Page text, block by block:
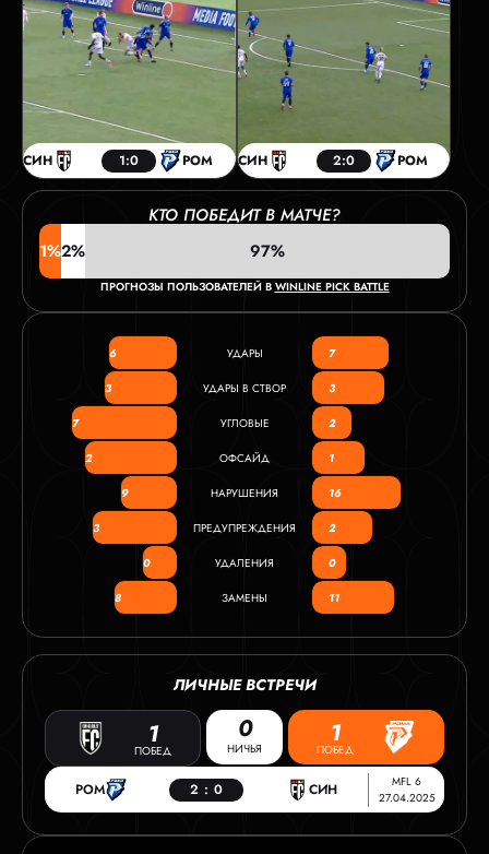
СИН 1:0 РОМ СИН 2:0 РОМ
КТО ПОБЕДИТ В МАТЧЕ?
1%2% 97%
ПРОГНОЗЫ ПОЛЬЗОВАТЕЛЕЙ В WINLINE PICK BATTLE
6 УДАРЫ 7
3 УДАРЫ В СТВОР 3
7 УГЛОВЫЕ 2
2 ОФСАЙД 1
9 НАРУШЕНИЯ 16
3 ПРЕДУПРЕЖДЕНИЯ 2
0 УДАЛЕНИЯ 0
8 ЗАМЕНЫ 11
ЛИЧНЫЕ ВСТРЕЧИ
1
ПОБЕД
0
НИЧЬЯ 1
ПОБЕД
MFL 6
27.04.2025
РОМ 2 : 0 СИН